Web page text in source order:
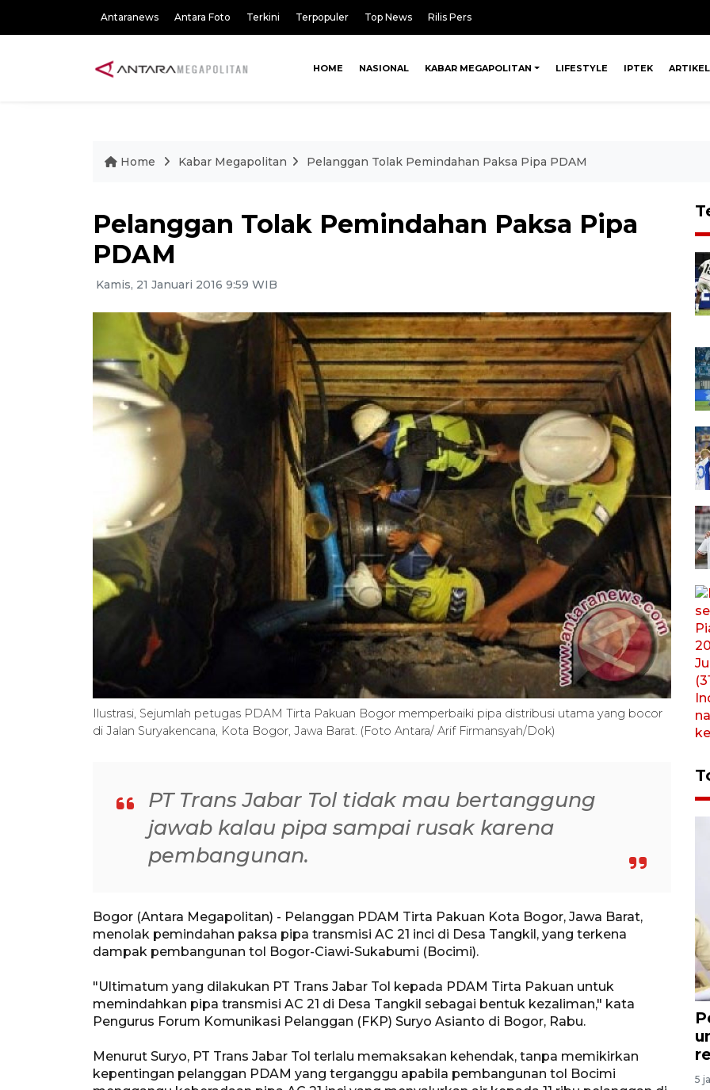
Antaranews Antara Foto Terkini Terpopuler Top News Rilis Pers
HOME NASIONAL KABAR MEGAPOLITAN LIFESTYLE IPTEK ARTIKEL
Home Kabar Megapolitan Pelanggan Tolak Pemindahan Paksa Pipa PDAM
Pelanggan Tolak Pemindahan Paksa Pipa
PDAM
Kamis, 21 Januari 2016 9:59 WIB
Ilustrasi, Sejumlah petugas PDAM Tirta Pakuan Bogor memperbaiki pipa distribusi utama yang bocor
di Jalan Suryakencana, Kota Bogor, Jawa Barat. (Foto Antara/ Arif Firmansyah/Dok)
PT Trans Jabar Tol tidak mau bertanggung
jawab kalau pipa sampai rusak karena
pembangunan.
Bogor (Antara Megapolitan) - Pelanggan PDAM Tirta Pakuan Kota Bogor, Jawa Barat,
menolak pemindahan paksa pipa transmisi AC 21 inci di Desa Tangkil, yang terkena
dampak pembangunan tol Bogor-Ciawi-Sukabumi (Bocimi).
"Ultimatum yang dilakukan PT Trans Jabar Tol kepada PDAM Tirta Pakuan untuk
memindahkan pipa transmisi AC 21 di Desa Tangkil sebagai bentuk kezaliman," kata
Pengurus Forum Komunikasi Pelanggan (FKP) Suryo Asianto di Bogor, Rabu.
Menurut Suryo, PT Trans Jabar Tol terlalu memaksakan kehendak, tanpa memikirkan
kepentingan pelanggan PDAM yang terganggu apabila pembangunan tol Bocimi
5